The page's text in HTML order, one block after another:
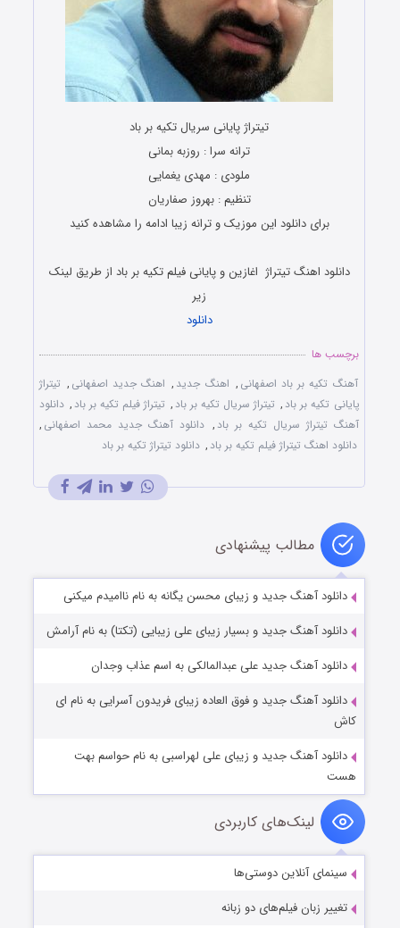
تیتراژ پایانی سریال تکیه بر باد
ترانه سرا : روزبه بمانی
ملودی : مهدی یغمایی
تنظیم : بهروز صفاریان
برای دانلود این موزیک و ترانه زیبا ادامه را مشاهده کنید
دانلود اهنگ تیتراژ اغازین و پایانی فیلم تکیه بر باد از طریق لینک
زیر
دانلود
برچسب ها
آهنگ تکیه بر باد اصفهانی , اهنگ جدید , اهنگ جدید اصفهانی , تیتراژ
پایانی تکیه بر باد , تیتراژ سریال تکیه بر باد , تیتراژ فیلم تکیه بر باد , دانلود
آهنگ تیتراژ سریال تکیه بر باد , دانلود آهنگ جدید محمد اصفهانی ,
دانلود اهنگ تیتراژ فیلم تکیه بر باد , دانلود تیتراژ تکیه بر باد
مطالب پیشنهادی
دانلود آهنگ جدید و زیبای محسن یگانه به نام ناامیدم میکنی
دانلود آهنگ جدید و بسیار زیبای علی زیبایی (تکتا) به نام آرامش
دانلود آهنگ جدید علی عبدالمالکی به اسم عذاب وجدان
دانلود آهنگ جدید و فوق العاده زیبای فریدون آسرایی به نام ای
کاش
دانلود آهنگ جدید و زیبای علی لهراسبی به نام حواسم بهت
هست
لینک‌های کاربردی
سینمای آنلاین دوستی‌ها
تغییر زبان فیلم‌های دو زبانه